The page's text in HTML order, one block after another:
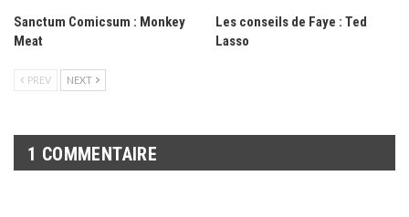
Sanctum Comicsum : Monkey
Meat
Les conseils de Faye : Ted
Lasso
PREV NEXT
1 COMMENTAIRE